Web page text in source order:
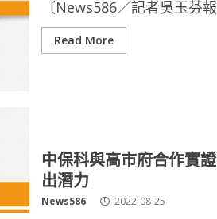
〔News586／記者吳玉芬
Read More
中保科與高市府合作實
出潛力
News586 2022-08-25